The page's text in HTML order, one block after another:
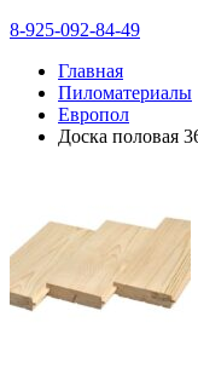
8-925-092-84-49
Главная
Пиломатериалы
Европол
Доска половая